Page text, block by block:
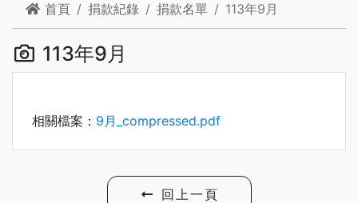
首頁 捐款紀錄 捐款名單 113年9月
113年9月
相關檔案： 9月_compressed.pdf
回上一頁